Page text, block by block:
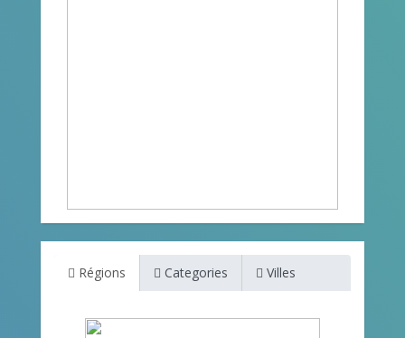
Régions Categories Villes